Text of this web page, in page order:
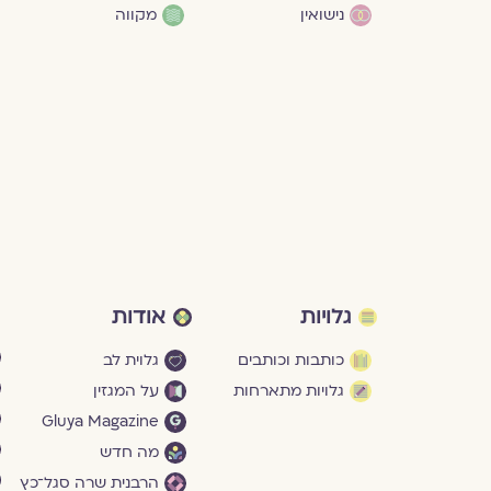
נישואין
מקווה
גלויות
כותבות וכותבים
גלויות מתארחות
אודות
גלוית לב
על המגזין
Gluya Magazine
מה חדש
הרבנית שרה סגל־כץ